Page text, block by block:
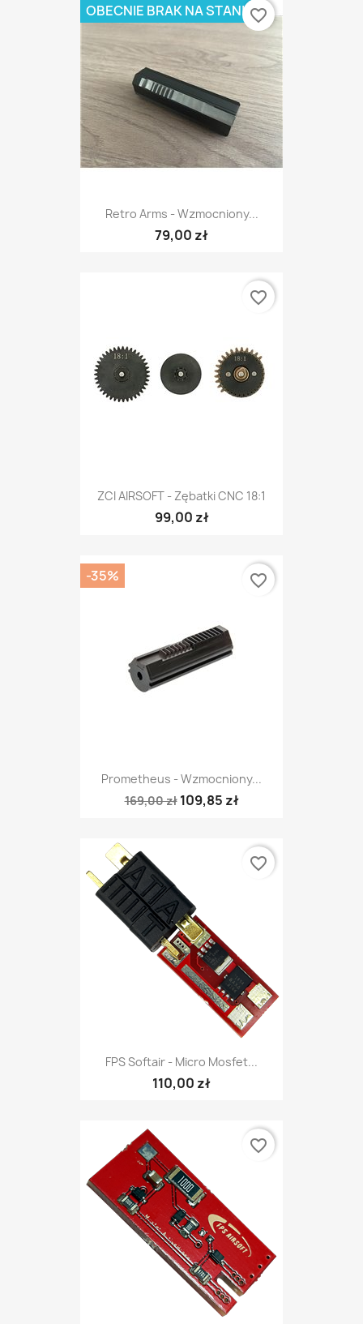
Retro Arms - Wzmocniony...
79,00 zł
OBECNIE BRAK NA STANIEfavorite_border
ZCI AIRSOFT - Zębatki CNC 18:1
99,00 zł
favorite_border
Prometheus - Wzmocniony...
169,00 zł 109,85 zł
-35% favorite_border
FPS Softair - Micro Mosfet...
110,00 zł
favorite_border
favorite_border